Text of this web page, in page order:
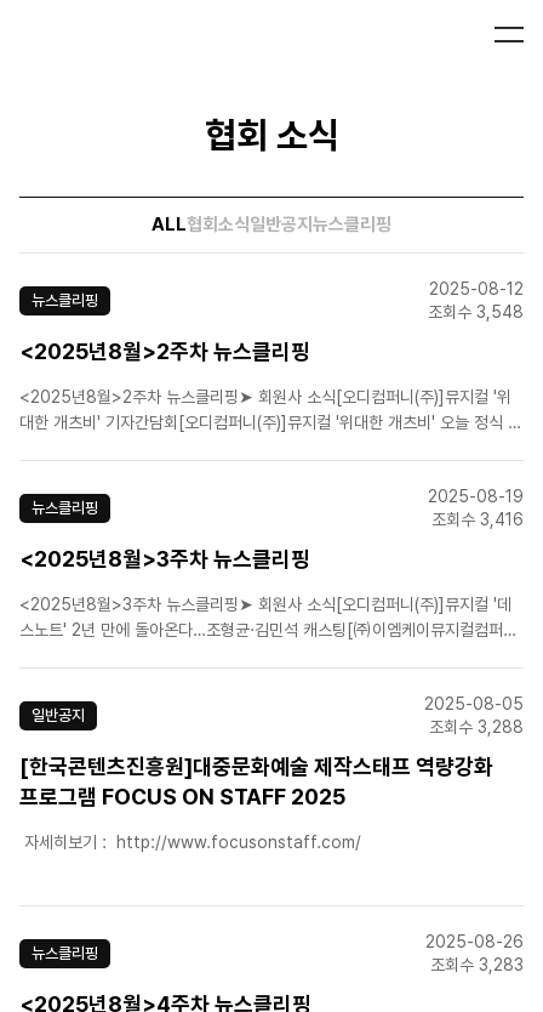
협회 소식
ALL협회소식일반공지 뉴스클리핑
뉴스클리핑
2025-08-12
조회수 3,548
<2025년8월>2주차 뉴스클리핑
<2025년8월>2주차 뉴스클리핑➤ 회원사 소식[오디컴퍼니(주)]뮤지컬 '위
대한 개츠비' 기자간담회[오디컴퍼니(주)]뮤지컬 '위대한 개츠비' 오늘 정식 개
12월 한국 초연…소설과 영화 넘은 감동[(..
뉴스클리핑
2025-08-19
조회수 3,416
<2025년8월>3주차 뉴스클리핑
<2025년8월>3주차 뉴스클리핑➤ 회원사 소식[오디컴퍼니(주)]뮤지컬 '데
스노트' 2년 만에 돌아온다…조형균·김민석 캐스팅[㈜이엠케이뮤지컬컴퍼
트르담 드 파리’ 내한 20주년 공연 9월 ..
일반공지
2025-08-05
조회수 3,288
[한국콘텐츠진흥원]대중문화예술 제작스태프 역량강화
프로그램 FOCUS ON STAFF 2025
자세히보기 : http://www.focusonstaff.com/
뉴스클리핑
2025-08-26
조회수 3,283
<2025년8월>4주차 뉴스클리핑